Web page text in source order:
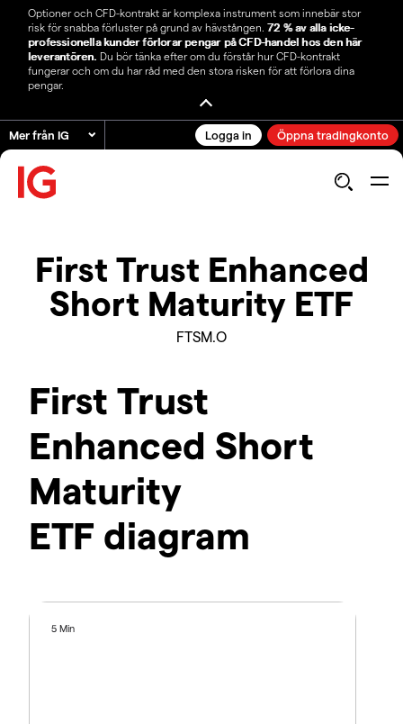
Optioner och CFD-kontrakt är komplexa instrument som innebär stor
risk för snabba förluster på grund av hävstången. 72 % av alla icke-
professionella kunder förlorar pengar på CFD-handel hos den här
leverantören. Du bör tänka efter om du förstår hur CFD-kontrakt
fungerar och om du har råd med den stora risken för att förlora dina
pengar.
Mer från IG Logga in Öppna tradingkonto
First Trust Enhanced
Short Maturity ETF
FTSM.O
First Trust
Enhanced Short
Maturity
ETF diagram
5 Min